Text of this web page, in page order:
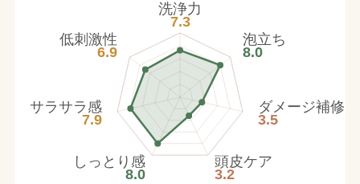
洗浄力
7.3
泡立ち
8.0
ダメージ補修
3.5
頭皮ケア
3.2
しっとり感
8.0
サラサラ感
7.9
低刺激性
6.9